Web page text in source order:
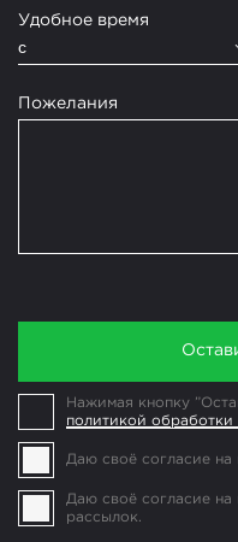
Удобное время
c
Пожелания
Нажимая кнопку
политикой обработки
Даю своё согласие на
Даю своё согласие
рассылок.